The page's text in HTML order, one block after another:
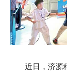
近日，济源